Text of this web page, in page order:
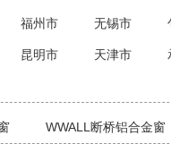
福州市 无锡市
昆明市 天津市
WWALL断桥铝合金窗